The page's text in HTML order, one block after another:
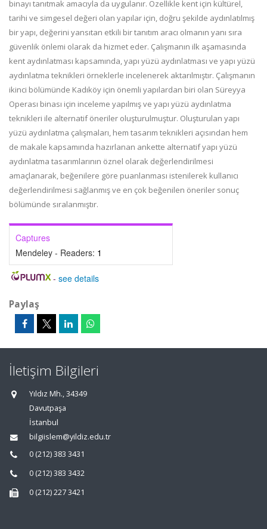
binayı tanıtmak amacıyla da uygulanır. Özellikle kent için kültürel,
tarihi ve simgesel değeri olan yapılar için, doğru şekilde aydınlatılmış
bir yapı, değerini yansıtan etkili bir tanıtım aracı olmanın yanı sıra
güvenlik önlemi olarak da hizmet eder. Çalışmanın ilk aşamasında
kent aydınlatması kapsamında, yapı yüzü aydınlatması ve yapı yüzü
aydınlatma teknikleri örneklerle incelenerek aktarılmıştır. Çalışmanın
ikinci bölümünde Kadıköy için önemli yapılardan biri olan Süreyya
Operası binası için inceleme yapılmış ve yapı yüzü aydınlatma
teknikleri ile alternatif öneriler oluşturulmuştur. Oluşturulan yapı
yüzü aydınlatma çalışmaları, hem tasarım teknikleri açısından hem
de makale kapsamında hazırlanan ankette alternatif yapı yüzü
aydınlatma tasarımlarının öznel olarak değerlendirilmesi
amaçlanarak, beğenilere göre puanlanması istenilerek kullanıcı
değerlendirilmesi sağlanmış ve en çok beğenilen öneriler sonuç
bölümünde sıralanmıştır.
Captures
Mendeley - Readers: 1
- see details
Paylaş
İletişim Bilgileri
Yıldız Mh., 34349
Davutpaşa
İstanbul
bilgiislem@yildiz.edu.tr
0 (212) 383 3431
0 (212) 383 3432
0 (212) 227 3421